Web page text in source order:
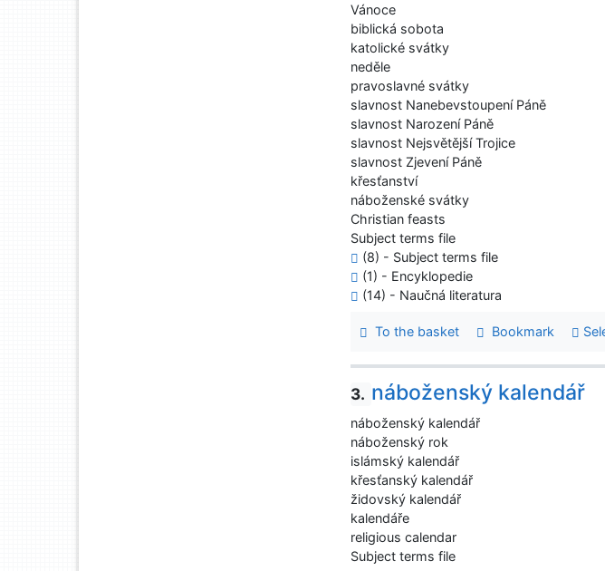
Vánoce
biblická sobota
katolické svátky
neděle
pravoslavné svátky
slavnost Nanebevstoupení Páně
slavnost Narození Páně
slavnost Nejsvětější Trojice
slavnost Zjevení Páně
křesťanství
náboženské svátky
Christian feasts
Subject terms file
(8) - Subject terms file
(1) - Encyklopedie
(14) - Naučná literatura
To the basket Bookmark
3. náboženský kalendář
náboženský kalendář
náboženský rok
islámský kalendář
křesťanský kalendář
židovský kalendář
kalendáře
religious calendar
Subject terms file